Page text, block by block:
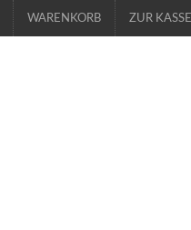
WARENKORB ZUR KASSE